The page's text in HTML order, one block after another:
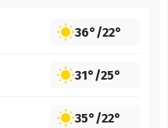
36°/22°
31°/25°
35°/22°